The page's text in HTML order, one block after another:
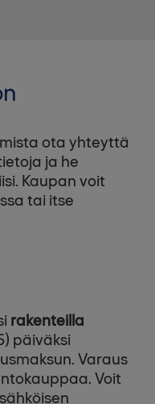
ota yhteyttä
ja he
Kaupan voit
tai itse
rakenteilla
päiväksi
Varaus
Voit